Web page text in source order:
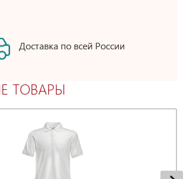
Доставка по всей России
ТОВАРЫ